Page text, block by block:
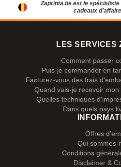
Zaprinta.be est le
cadeaux
LES SERVICES
Comment passer
Puis-je commander en
Facturez-vous des frais
Quand vais-je recevoir
Quelles techniques
Dans quels pays
Offres
Qui sommes-
Conditions
Disclaimer &